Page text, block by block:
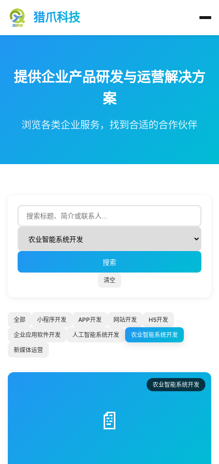
猎爪科技
提供企业产品研发与运营解决方
案
浏览各类企业服务，找到合适的合作伙伴
搜索
清空
全部 小程序开发 APP开发 网站开发 H5开发
企业应用软件开发 人工智能系统开发 农业智能系统开发
新媒体运营
📄
农业智能系统开发